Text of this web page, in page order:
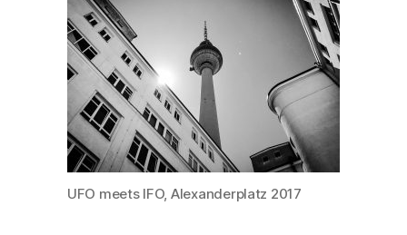
UFO meets IFO, Alexanderplatz 2017